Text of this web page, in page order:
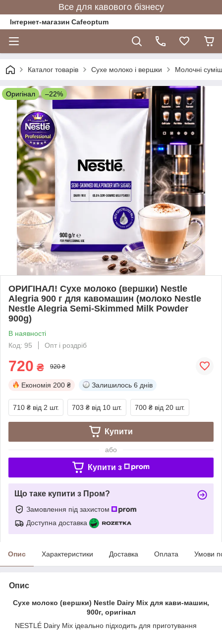
Все для кавового бізнесу
Інтернет-магазин Cafeoptum
Каталог товарів Сухе молоко і вершки Молочні
Оригінал –22%
ОРИГІНАЛ! Сухе молоко (вершки) Nestle
Alegria 900 г для кавомашин (молоко Nestle
Nestle Alegria Semi-Skimmed Milk Powder
900g)
В наявності
Код: 95
Опт і роздріб
720 ₴ 920 ₴
Економія 200 ₴ Залишилось 6 днів
710 ₴ від 2 шт. 703 ₴ від 10 шт. 700 ₴ від 20 шт.
Купити
або
Купити з
Що таке купити з Пром?
Замовлення під захистом
Доступна доставка
Опис Характеристики Доставка Оплата Умови
Опис
Сухе молоко (вершки) Nestle Dairy Mix для кави-машин,
900г, оригінал
NESTLÉ Dairy Mix ідеально підходить для приготування